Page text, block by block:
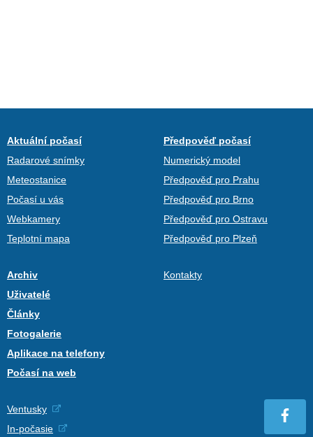
Aktuální počasí
Radarové snímky
Meteostanice
Počasí u vás
Webkamery
Teplotní mapa
Předpověď počasí
Numerický model
Předpověď pro Prahu
Předpověď pro Brno
Předpověď pro Ostravu
Předpověď pro Plzeň
Archiv
Uživatelé
Články
Fotogalerie
Aplikace na telefony
Počasí na web
Kontakty
Ventusky
In-počasie